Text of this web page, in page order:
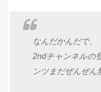
なんだかんだで、
2ndチャンネルの
ンツまだぜんぜ